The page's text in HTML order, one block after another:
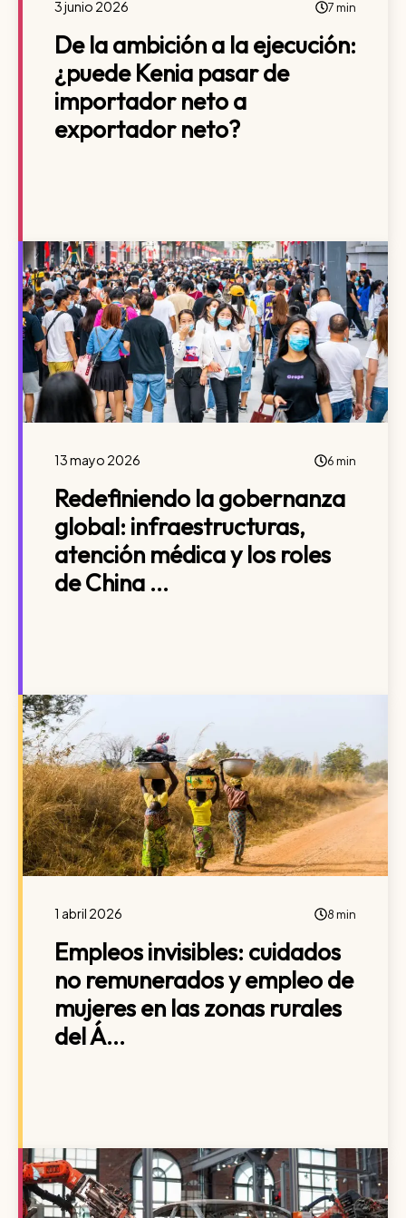
3 junio 2026 7 min
De la ambición a la ejecución:
¿puede Kenia pasar de
importador neto a
exportador neto?
13 mayo 2026 6 min
Redefiniendo la gobernanza
global: infraestructuras,
atención médica y los roles
de China ...
1 abril 2026 8 min
Empleos invisibles: cuidados
no remunerados y empleo de
mujeres en las zonas rurales
del Á...